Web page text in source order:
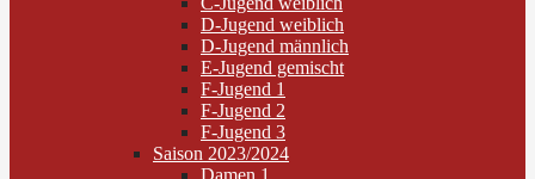
D-Jugend weiblich
D-Jugend männlich
E-Jugend gemischt
F-Jugend 1
F-Jugend 2
F-Jugend 3
Saison 2023/2024
Damen 1